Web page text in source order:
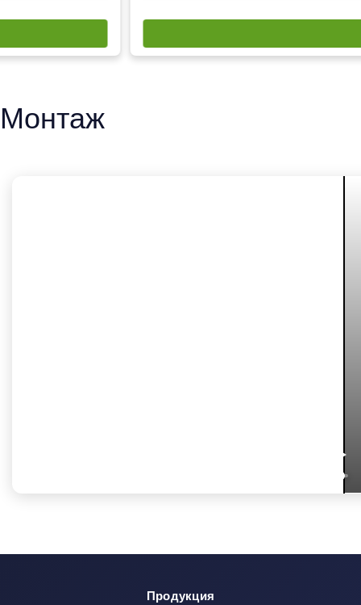
Монтаж
Продукция